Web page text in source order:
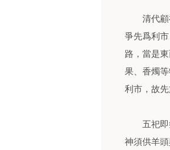
清代顧祿
爭先爲利
路，當是
果、香燭
利市，故先
五祀即祭
神須供羊頭